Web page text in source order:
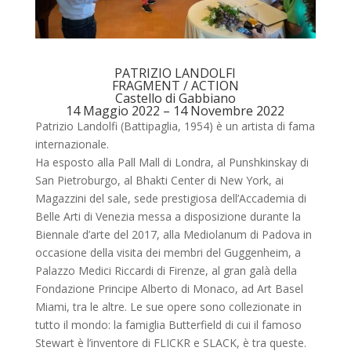
PATRIZIO LANDOLFI
FRAGMENT / ACTION
Castello di Gabbiano
14 Maggio 2022 – 14 Novembre 2022
Patrizio Landolfi (Battipaglia, 1954) è un artista di fama
internazionale.
Ha esposto alla Pall Mall di Londra, al Punshkinskay di
San Pietroburgo, al Bhakti Center di New York, ai
Magazzini del sale, sede prestigiosa dell’Accademia di
Belle Arti di Venezia messa a disposizione durante la
Biennale d’arte del 2017, alla Mediolanum di Padova in
occasione della visita dei membri del Guggenheim, a
Palazzo Medici Riccardi di Firenze, al gran galà della
Fondazione Principe Alberto di Monaco, ad Art Basel
Miami, tra le altre. Le sue opere sono collezionate in
tutto il mondo: la famiglia Butterfield di cui il famoso
Stewart è l’inventore di FLICKR e SLACK, è tra queste.